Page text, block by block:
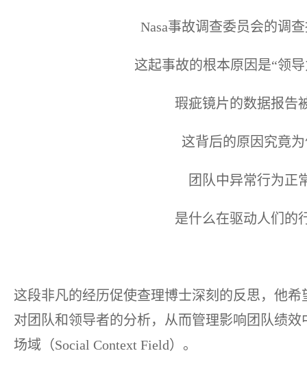
Nasa事故调查委员会的调
这起事故的根本原因是“领
瑕疵镜片的数据报告
这背后的原因究竟
团队中异常行为正
是什么在驱动人们的
这段非凡的经历促使查理博士深刻的反思，他
对团队和领导者的分析，从而管理影响团队绩
场域（Social Context Field）。